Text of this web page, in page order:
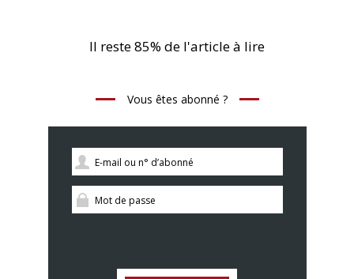
Il reste 85% de l'article à lire
Vous êtes abonné ?